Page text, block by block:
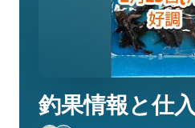
Play all
釣果情報と仕